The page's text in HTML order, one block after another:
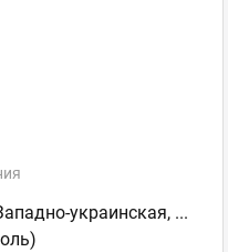
украинская, ...